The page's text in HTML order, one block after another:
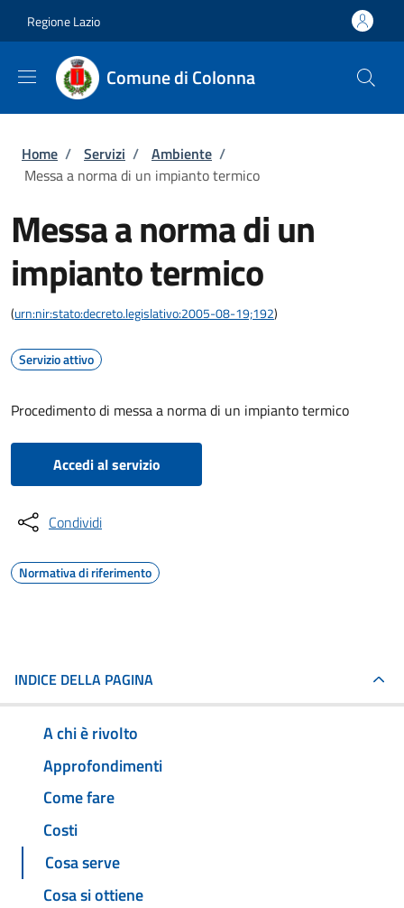
Regione Lazio
Comune di Colonna
Briciole di pane
Home / Servizi / Ambiente /
Messa a norma di un impianto termico
Messa a norma di un
impianto termico
(urn:nir:stato:decreto.legislativo:2005-08-19;192)
Servizio attivo
Procedimento di messa a norma di un impianto termico
Accedi al servizio
Condividi
Normativa di riferimento
INDICE DELLA PAGINA
A chi è rivolto
Approfondimenti
Come fare
Costi
Cosa serve
Cosa si ottiene